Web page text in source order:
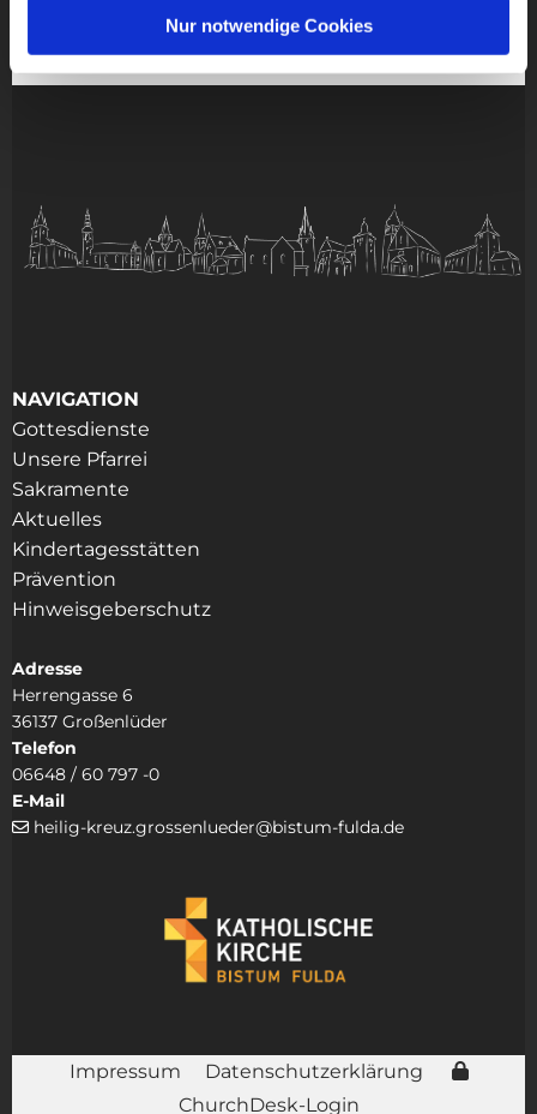
Nur notwendige Cookies
NAVIGATION
Gottesdienste
Unsere Pfarrei
Sakramente
Aktuelles
Kindertagesstätten
Prävention
Hinweisgeberschutz
Adresse
Herrengasse 6
36137 Großenlüder
Telefon
06648 / 60 797 -0
E-Mail
 heilig-kreuz.grossenlueder@bistum-fulda.de
Impressum
Datenschutzerklärung
ChurchDesk-Login